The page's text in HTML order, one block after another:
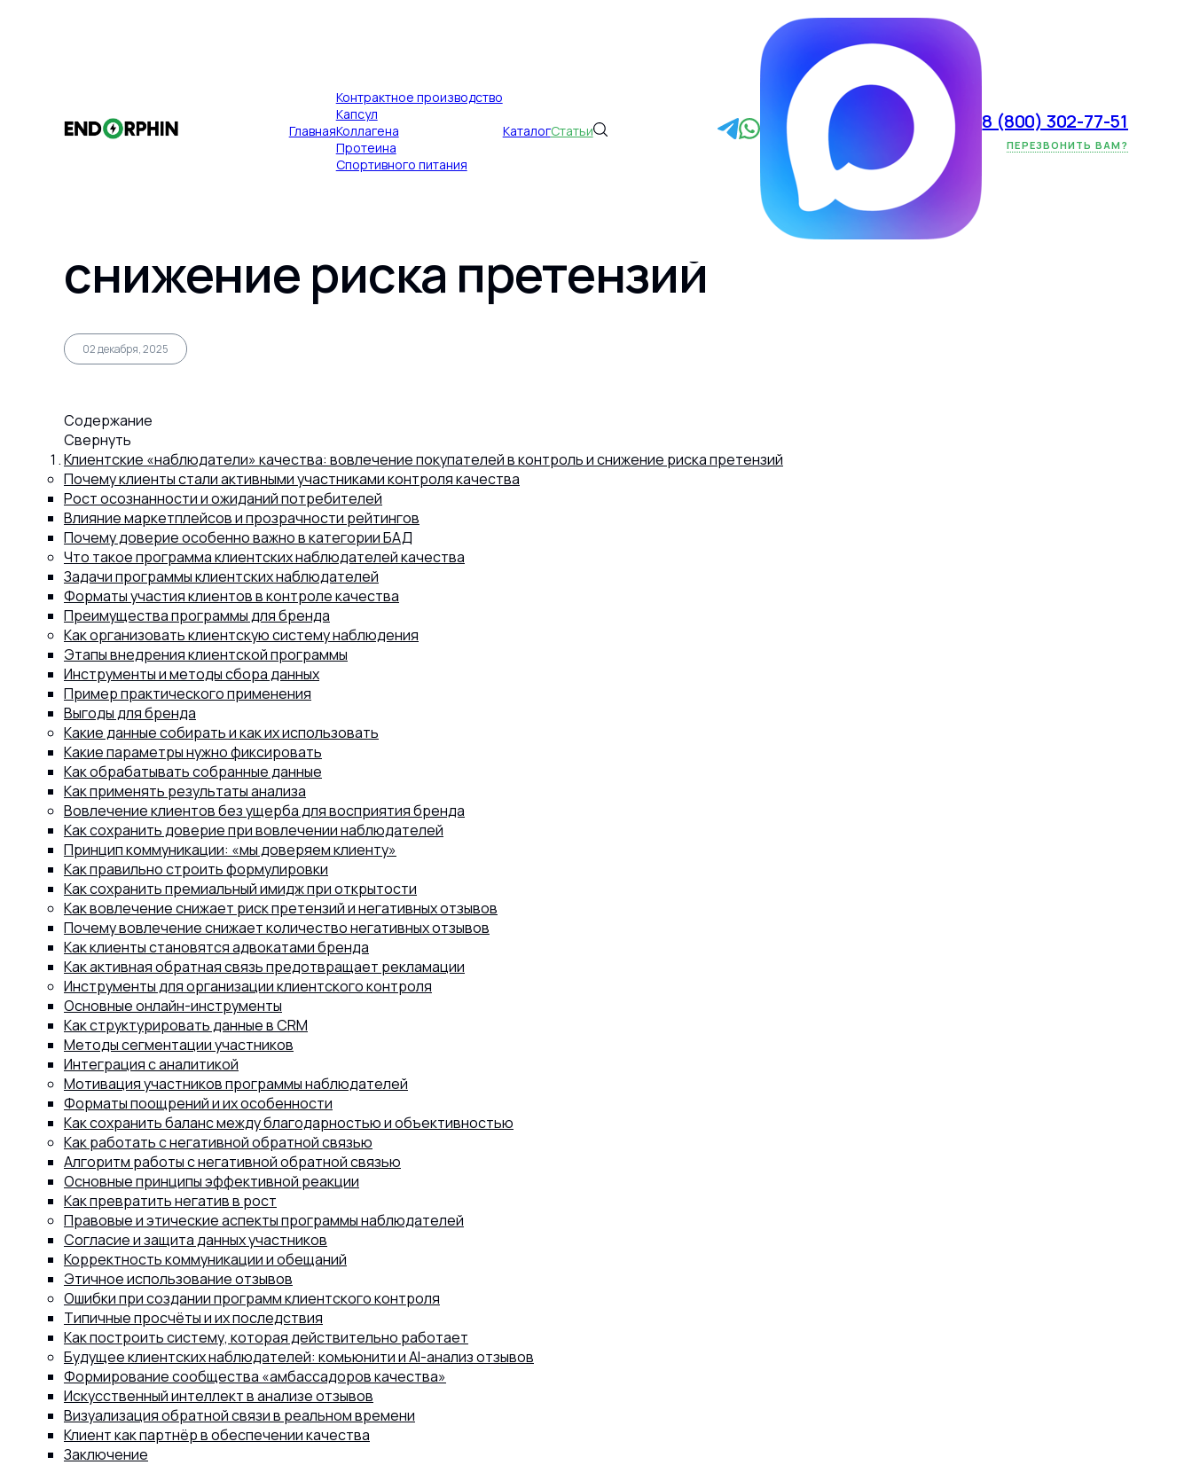
Главная
Контрактное производство
Капсул
Коллагена
Протеина
Спортивного питания
КаталогСтатьи 8 (800) 302-77-51
ПЕРЕЗВОНИТЬ ВАМ?
Главная
Контрактное производство
Капсул
Коллагена
Протеина
Спортивного питания
Каталог
Статьи
Клиентские «наблюдатели» качества:
вовлечение покупателей в контроль и
снижение риска претензий
02 декабря, 2025
Содержание
Свернуть
Клиентские «наблюдатели» качества: вовлечение покупателей в контроль и снижение риска претензий
Почему клиенты стали активными участниками контроля качества
Рост осознанности и ожиданий потребителей
Влияние маркетплейсов и прозрачности рейтингов
Почему доверие особенно важно в категории БАД
Что такое программа клиентских наблюдателей качества
Задачи программы клиентских наблюдателей
Форматы участия клиентов в контроле качества
Преимущества программы для бренда
Как организовать клиентскую систему наблюдения
Этапы внедрения клиентской программы
Инструменты и методы сбора данных
Пример практического применения
Выгоды для бренда
Какие данные собирать и как их использовать
Какие параметры нужно фиксировать
Как обрабатывать собранные данные
Как применять результаты анализа
Вовлечение клиентов без ущерба для восприятия бренда
Как сохранить доверие при вовлечении наблюдателей
Принцип коммуникации: «мы доверяем клиенту»
Как правильно строить формулировки
Как сохранить премиальный имидж при открытости
Как вовлечение снижает риск претензий и негативных отзывов
Почему вовлечение снижает количество негативных отзывов
Как клиенты становятся адвокатами бренда
Как активная обратная связь предотвращает рекламации
Инструменты для организации клиентского контроля
Основные онлайн-инструменты
Как структурировать данные в CRM
Методы сегментации участников
Интеграция с аналитикой
Мотивация участников программы наблюдателей
Форматы поощрений и их особенности
Как сохранить баланс между благодарностью и объективностью
Как работать с негативной обратной связью
Алгоритм работы с негативной обратной связью
Основные принципы эффективной реакции
Как превратить негатив в рост
Правовые и этические аспекты программы наблюдателей
Согласие и защита данных участников
Корректность коммуникации и обещаний
Этичное использование отзывов
Ошибки при создании программ клиентского контроля
Типичные просчёты и их последствия
Как построить систему, которая действительно работает
Будущее клиентских наблюдателей: комьюнити и AI-анализ отзывов
Формирование сообщества «амбассадоров качества»
Искусственный интеллект в анализе отзывов
Визуализация обратной связи в реальном времени
Клиент как партнёр в обеспечении качества
Заключение